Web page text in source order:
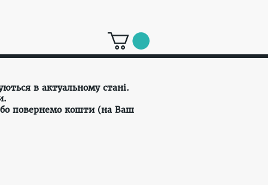
в актуальному стані.
повернемо кошти (на Ваш